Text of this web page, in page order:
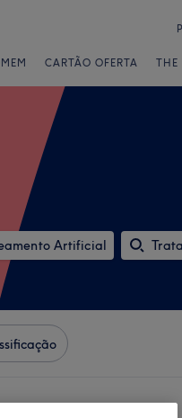
CARTÃO OFERTA THE
Artificial